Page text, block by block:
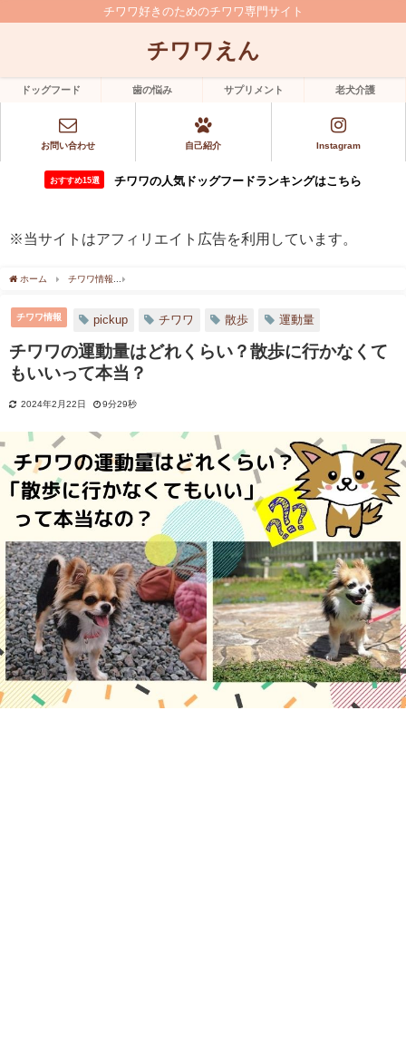
チワワ好きのためのチワワ専門サイト
チワワえん
ドッグフード 歯の悩み サプリメント 老犬介護
お問い合わせ 自己紹介 Instagram
おすすめ15選 チワワの人気ドッグフードランキングはこちら
※当サイトはアフィリエイト広告を利用しています。
ホーム チワワ情報
チワワ情報 pickup チワワ 散歩 運動量
チワワの運動量はどれくらい？散歩に行かなくて
もいいって本当？
2024年2月22日 9分29秒